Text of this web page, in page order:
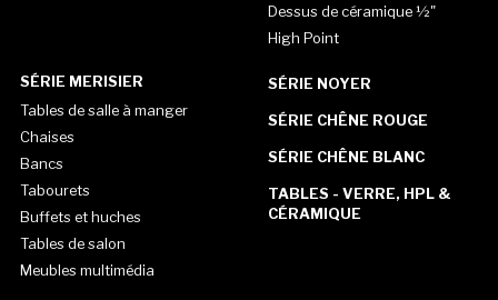
Dessus de céramique ½"
High Point
SÉRIE MERISIER
Tables de salle à manger
Chaises
Bancs
Tabourets
Buffets et huches
Tables de salon
Meubles multimédia
SÉRIE NOYER
SÉRIE CHÊNE ROUGE
SÉRIE CHÊNE BLANC
TABLES - VERRE, HPL &
CÉRAMIQUE